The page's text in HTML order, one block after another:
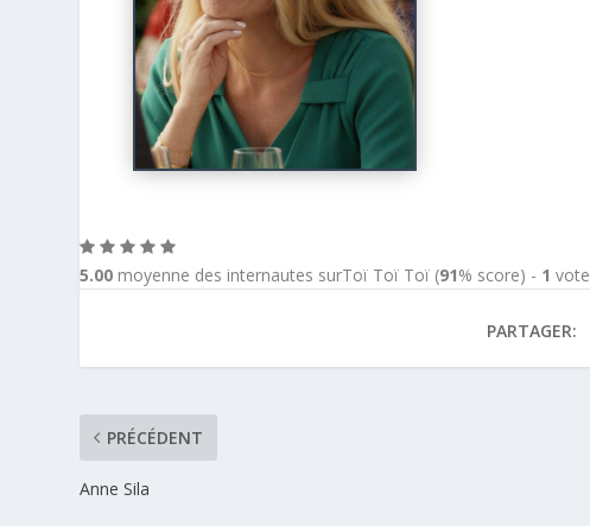
5.00 moyenne des internautes surToï Toï Toï (91% score) - 1 vote
PARTAGER:
PRÉCÉDENT
Anne Sila